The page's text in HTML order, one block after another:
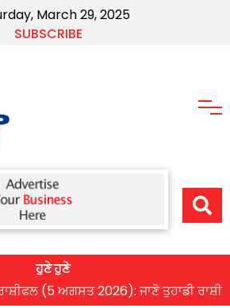
March 29, 2025
SUBSCRIBE
ਹੁਣੇ ਹੁਣੇ
(5 ਅਗਸਤ 2026): ਜਾਣੋ ਤੁਹਾਡੀ ਰਾਸ਼ੀ ‘ਤੇ